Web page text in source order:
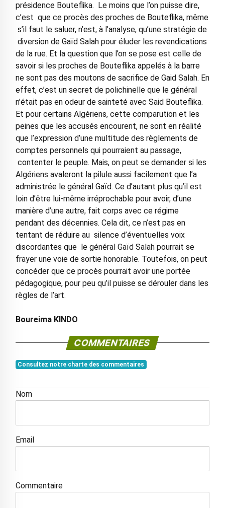
présidence Bouteflika. Le moins que l’on puisse dire,
c’est que ce procès des proches de Bouteflika, même
s’il faut le saluer, n’est, à l’analyse, qu’une stratégie de
diversion de Gaïd Salah pour éluder les revendications
de la rue. Et la question que l’on se pose est celle de
savoir si les proches de Bouteflika appelés à la barre
ne sont pas des moutons de sacrifice de Gaid Salah. En
effet, c’est un secret de polichinelle que le général
n’était pas en odeur de sainteté avec Said Bouteflika.
Et pour certains Algériens, cette comparution et les
peines que les accusés encourent, ne sont en réalité
que l’expression d’une multitude des règlements de
comptes personnels qui pourraient au passage,
contenter le peuple. Mais, on peut se demander si les
Algériens avaleront la pilule aussi facilement que l’a
administrée le général Gaïd. Ce d’autant plus qu’il est
loin d’être lui-même irréprochable pour avoir, d’une
manière d’une autre, fait corps avec ce régime
pendant des décennies. Cela dit, ce n’est pas en
tentant de réduire au silence d’éventuelles voix
discordantes que le général Gaïd Salah pourrait se
frayer une voie de sortie honorable. Toutefois, on peut
concéder que ce procès pourrait avoir une portée
pédagogique, pour peu qu’il puisse se dérouler dans les
règles de l’art.
Boureima KINDO
COMMENTAIRES
Consultez notre charte des commentaires
Nom
Email
Commentaire